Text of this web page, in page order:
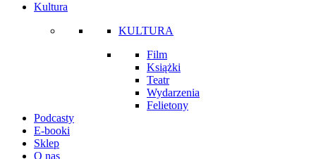
Kultura
KULTURA
Film
Książki
Teatr
Wydarzenia
Felietony
Podcasty
E-booki
Sklep
O nas